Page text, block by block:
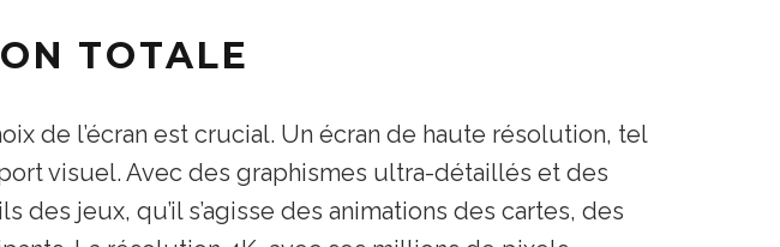
TOTALE
de l’écran est crucial. Un écran de haute résolution, tel
visuel. Avec des graphismes ultra-détaillés et des
jeux, qu’il s’agisse des animations des cartes, des